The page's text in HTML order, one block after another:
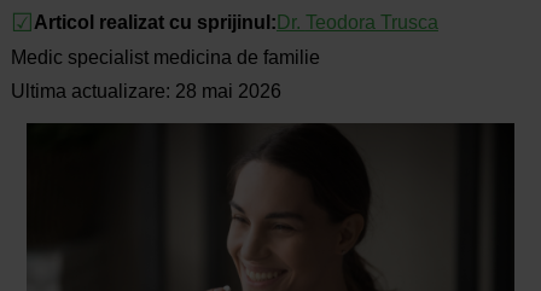
Articol realizat cu sprijinul: Dr. Teodora Trusca
Medic specialist medicina de familie
Ultima actualizare: 28 mai 2026